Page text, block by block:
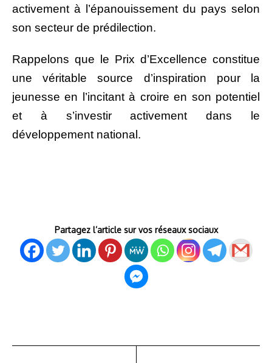
activement à l’épanouissement du pays selon
son secteur de prédilection.
Rappelons que le Prix d’Excellence constitue
une véritable source d’inspiration pour la
jeunesse en l’incitant à croire en son potentiel
et à s’investir activement dans le
développement national.
Partagez l’article sur vos réseaux sociaux